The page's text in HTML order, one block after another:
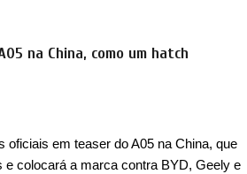
na China, como um hatch
em teaser do A05 na China, que
colocará a marca contra BYD, Geely e